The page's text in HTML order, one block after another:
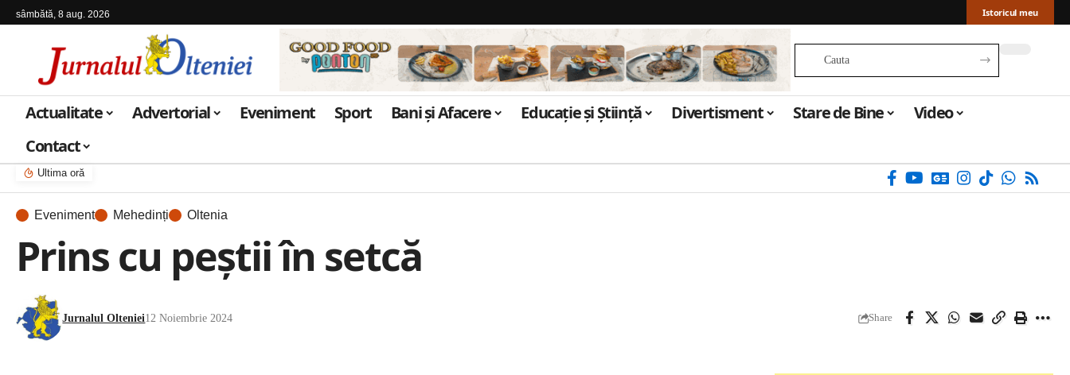
sâmbătă, 8 aug. 2026 Istoricul meu
Actualitate Advertorial Eveniment Sport Bani și Afacere Educație și Știință Divertisment Stare de Bine
Video
Contact
Ultima oră
Eveniment Mehedinți Oltenia
Prins cu peștii în setcă
Jurnalul Olteniei12 Noiembrie 2024 Share